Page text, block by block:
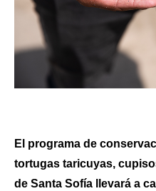
El programa de
tortugas taricuyas,
de Santa Sofía llevará a